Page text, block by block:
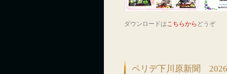
ダウンロードはこちらから どうぞ
ペリデ下川原新聞